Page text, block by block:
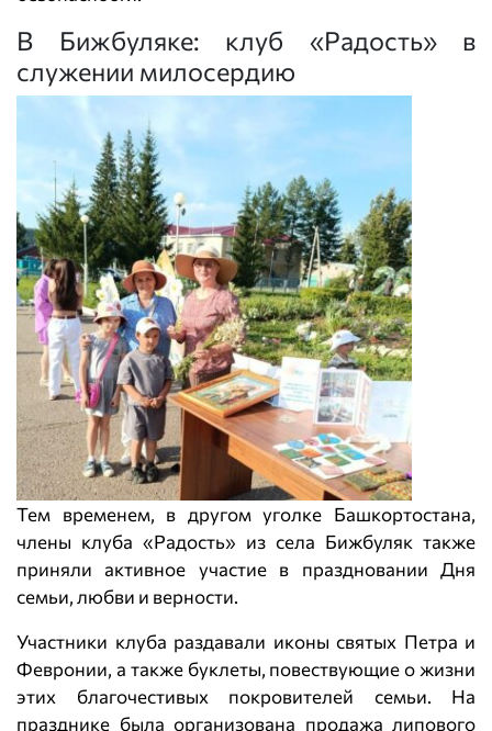
В Бижбуляке: клуб «Радость» в
служении милосердию
Тем временем, в другом уголке Башкортостана,
члены клуба «Радость» из села Бижбуляк также
приняли активное участие в праздновании Дня
семьи, любви и верности.
Участники клуба раздавали иконы святых Петра и
Февронии, а также буклеты, повествующие о жизни
этих благочестивых покровителей семьи. На
празднике была организована продажа липового